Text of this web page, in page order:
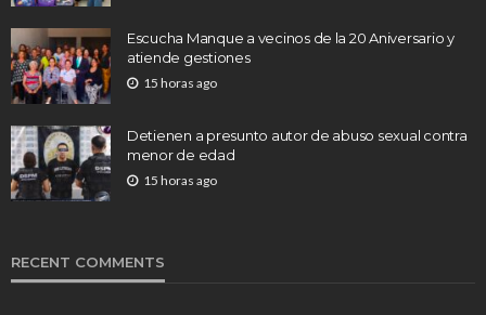
Escucha Manque a vecinos de la 20 Aniversario y
atiende gestiones
15 horas ago
Detienen a presunto autor de abuso sexual contra
menor de edad
15 horas ago
RECENT COMMENTS